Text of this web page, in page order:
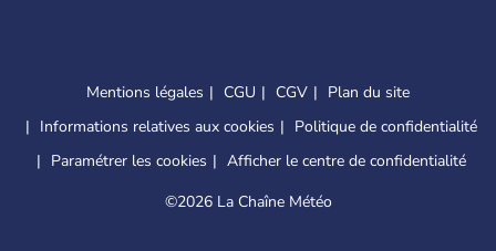
Mentions légales CGU CGV
Plan du site
Informations relatives aux cookies
Politique de confidentialité
Paramétrer les cookies
Afficher le centre de confidentialité
©2026 La Chaîne Météo